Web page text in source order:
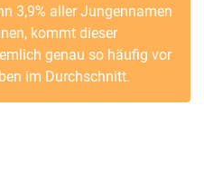
3,9% aller Jungennamen
kommt dieser
genau so häufig vor
im Durchschnitt.